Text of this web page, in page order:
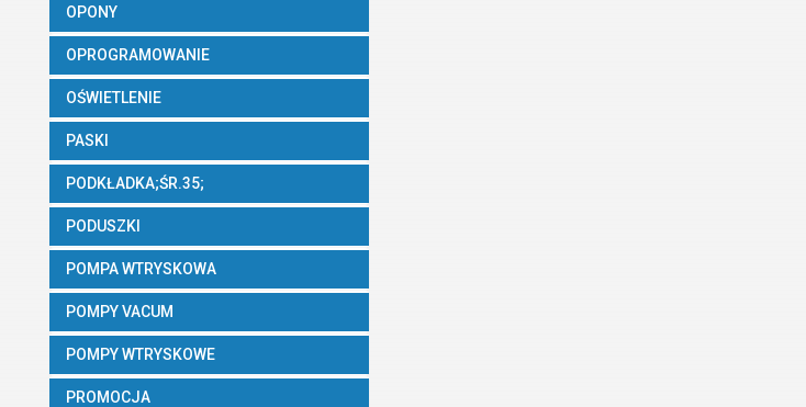
OPONY
OPROGRAMOWANIE
OŚWIETLENIE
PASKI
PODKŁADKA;ŚR.35;
PODUSZKI
POMPA WTRYSKOWA
POMPY VACUM
POMPY WTRYSKOWE
PROMOCJA